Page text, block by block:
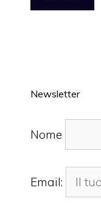
Newsletter
Nome
Email: